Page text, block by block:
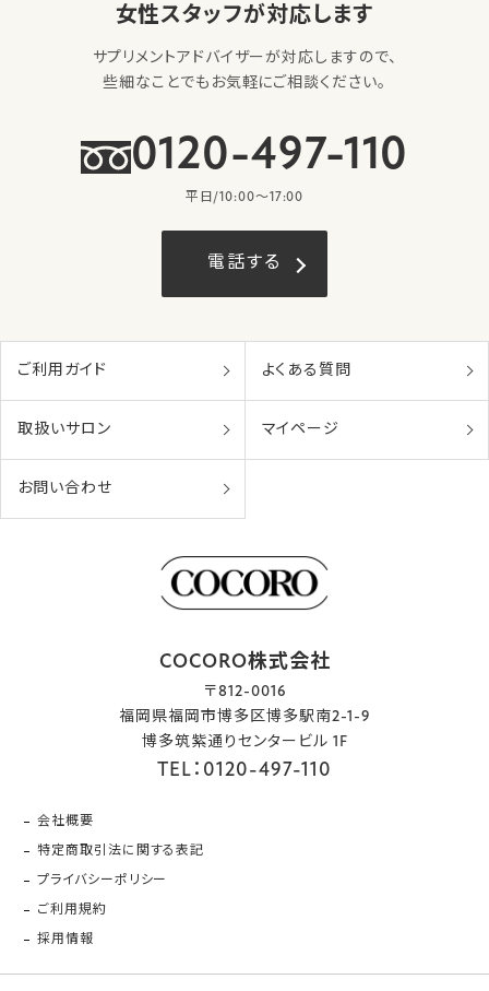
女性スタッフが対応します
サプリメントアドバイザーが対応しますので、
些細なことでもお気軽にご相談ください。
0120-497-110
平日/10:00〜17:00
電話する
ご利用ガイド よくある質問
取扱いサロン マイページ
お問い合わせ
COCORO株式会社
〒812-0016
福岡県福岡市博多区博多駅南2-1-9
博多筑紫通りセンタービル 1F
TEL：0120-497-110
会社概要
特定商取引法に関する表記
プライバシーポリシー
ご利用規約
採用情報